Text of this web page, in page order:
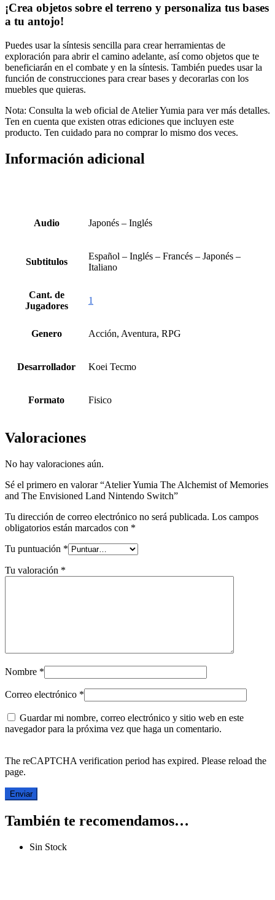
¡Crea objetos sobre el terreno y personaliza tus bases
a tu antojo!
Puedes usar la síntesis sencilla para crear herramientas de
exploración para abrir el camino adelante, así como objetos que te
beneficiarán en el combate y en la síntesis. También puedes usar la
función de construcciones para crear bases y decorarlas con los
muebles que quieras.
Nota: Consulta la web oficial de Atelier Yumia para ver más detalles.
Ten en cuenta que existen otras ediciones que incluyen este
producto. Ten cuidado para no comprar lo mismo dos veces.
Información adicional
Audio Japonés – Inglés
Subtitulos
Español – Inglés – Francés – Japonés –
Italiano
Cant. de
Jugadores
1
Genero Acción, Aventura, RPG
Desarrollador Koei Tecmo
Formato Fisico
Valoraciones
No hay valoraciones aún.
Sé el primero en valorar “Atelier Yumia The Alchemist of Memories
and The Envisioned Land Nintendo Switch”
Tu dirección de correo electrónico no será publicada. Los campos
obligatorios están marcados con *
Tu puntuación *
Tu valoración *
Nombre *
Correo electrónico *
Guardar mi nombre, correo electrónico y sitio web en este
navegador para la próxima vez que haga un comentario.
The reCAPTCHA verification period has expired. Please reload the
page.
También te recomendamos…
Sin Stock